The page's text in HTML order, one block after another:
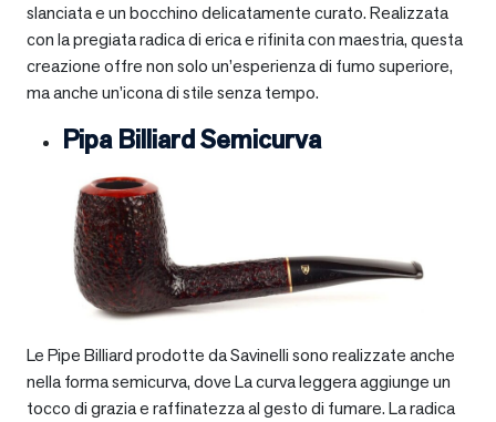
slanciata e un bocchino delicatamente curato. Realizzata
con la pregiata radica di erica e rifinita con maestria, questa
creazione offre non solo un’esperienza di fumo superiore,
ma anche un’icona di stile senza tempo.
Pipa Billiard Semicurva
Le Pipe Billiard prodotte da Savinelli sono realizzate anche
nella forma semicurva, dove La curva leggera aggiunge un
tocco di grazia e raffinatezza al gesto di fumare. La radica